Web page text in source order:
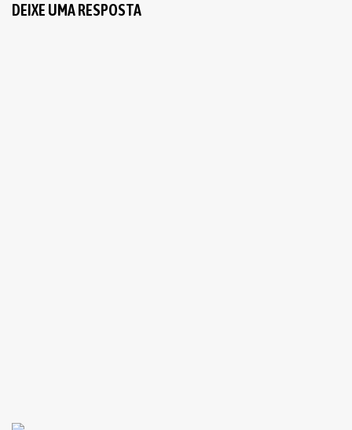
DEIXE UMA RESPOSTA